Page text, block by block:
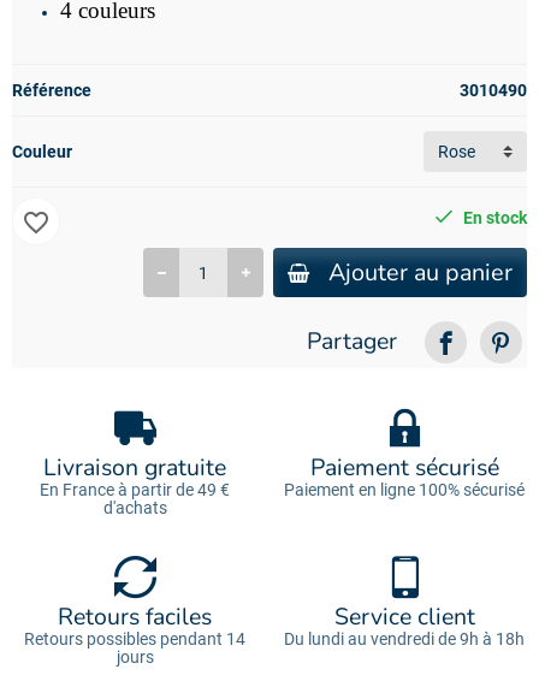
4 couleurs
Référence 3010490
Couleur
En stock
Ajouter au panier
favorite_border
Partager
Livraison gratuite
En France à partir de 49 €
d'achats
Paiement sécurisé
Paiement en ligne 100% sécurisé
Retours faciles
Retours possibles pendant 14
jours
Service client
Du lundi au vendredi de 9h à 18h